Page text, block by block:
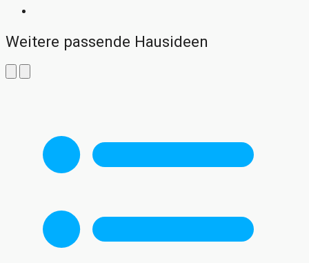
Weitere passende Hausideen